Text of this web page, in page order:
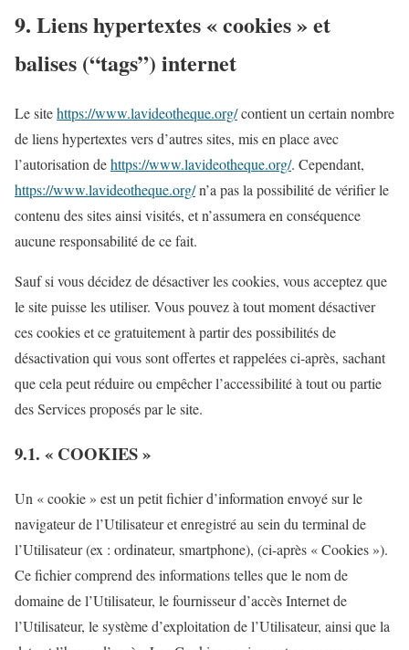
9. Liens hypertextes « cookies » et
balises (“tags”) internet
Le sitehttps://www.lavideotheque.org/contient un certain nombre
de liens hypertextes vers d’autres sites, mis en place avec
l’autorisation dehttps://www.lavideotheque.org/. Cependant,
https://www.lavideotheque.org/n’a pas la possibilité de vérifier le
contenu des sites ainsi visités, et n’assumera en conséquence
aucune responsabilité de ce fait.
Sauf si vous décidez de désactiver les cookies, vous acceptez que
le site puisse les utiliser. Vous pouvez à tout moment désactiver
ces cookies et ce gratuitement à partir des possibilités de
désactivation qui vous sont offertes et rappelées ci-après, sachant
que cela peut réduire ou empêcher l’accessibilité à tout ou partie
des Services proposés par le site.
9.1. « COOKIES »
Un « cookie » est un petit fichier d’information envoyé sur le
navigateur de l’Utilisateur et enregistré au sein du terminal de
l’Utilisateur (ex : ordinateur, smartphone), (ci-après « Cookies »).
Ce fichier comprend des informations telles que le nom de
domaine de l’Utilisateur, le fournisseur d’accès Internet de
l’Utilisateur, le système d’exploitation de l’Utilisateur, ainsi que la